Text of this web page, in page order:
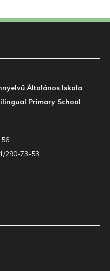
Általános Iskola
Primary School
290-73-53